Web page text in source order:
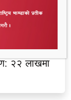
२२ लाखमा